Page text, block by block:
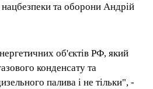
нацбезпеки та оборони Андрій
об'єктів РФ, який
конденсату та
палива і не тільки", -